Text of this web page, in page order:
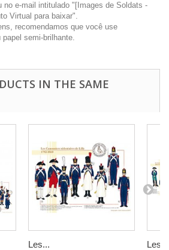
no e-mail intitulado "[Images de Soldats -
Virtual para baixar".
recomendamos que você use
semi-brilhante.
IN THE SAME
Les... Les...